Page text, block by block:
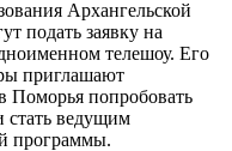
Архангельской
подать заявку на
телешоу. Его
приглашают
Поморья попробовать
стать ведущим
программы.